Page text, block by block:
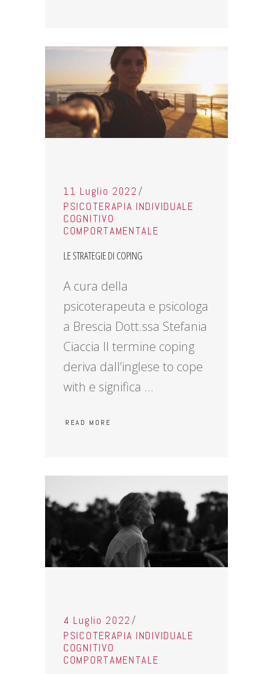
11 Luglio 2022
PSICOTERAPIA INDIVIDUALE
COGNITIVO
COMPORTAMENTALE
LE STRATEGIE DI COPING
A cura della
psicoterapeuta e psicologa
a Brescia Dott.ssa Stefania
Ciaccia Il termine coping
deriva dall’inglese to cope
with e significa
READ MORE
4 Luglio 2022
PSICOTERAPIA INDIVIDUALE
COGNITIVO
COMPORTAMENTALE